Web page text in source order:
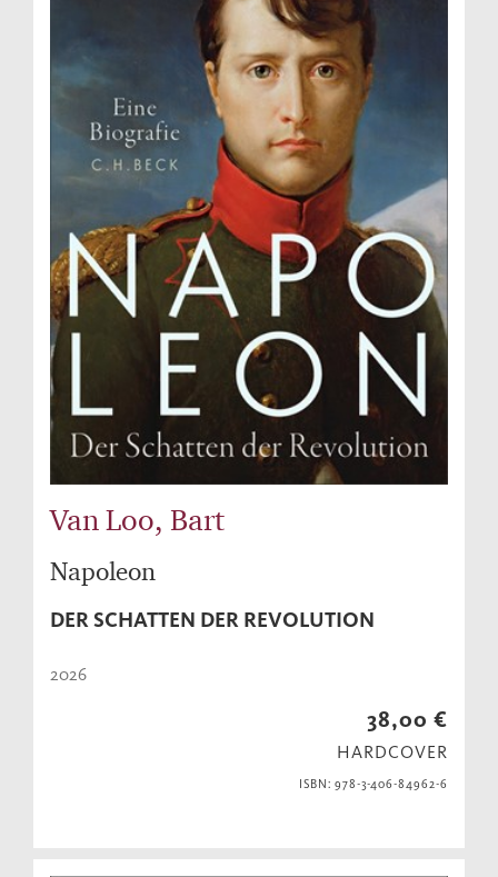
Van Loo, Bart
Napoleon
DER SCHATTEN DER REVOLUTION
2026
38,00 €
HARDCOVER
ISBN: 978-3-406-84962-6